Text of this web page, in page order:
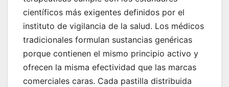
científicos más exigentes definidos por el
instituto de vigilancia de la salud. Los médicos
tradicionales formulan sustancias genéricas
porque contienen el mismo principio activo y
ofrecen la misma efectividad que las marcas
comerciales caras. Cada pastilla distribuida